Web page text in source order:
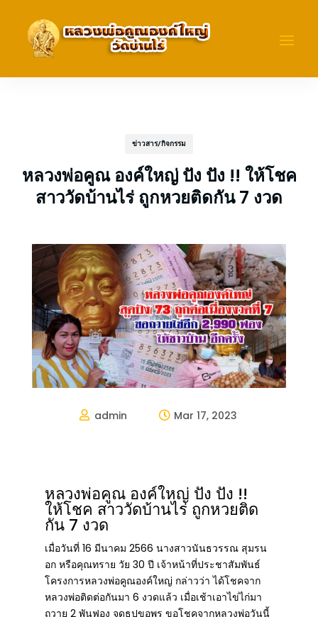
ข่าวสาร/กิจกรรม
หลวงพ่อคูณ องค์ใหญ่ ปัง ปัง !! ให้โชค
สาววัดบ้านไร่ ถูกหวยติดกัน 7 งวด
 admin  Mar 17, 2023
หลวงพ่อคูณ องค์ใหญ่ ปัง ปัง !!
ให้โชค สาววัดบ้านไร่ ถูกหวยติด
กัน 7 งวด
เมื่อวันที่ 16 มีนาคม 2566 นางสาวนันธวรรณ สุมรน
อก หรือคุณทราย วัย 30 ปี เจ้าหน้าที่ประชาสัมพันธ์
โครงการหลวงพ่อคูณองค์ใหญ่ กล่าวว่า ได้โชคจาก
หลวงพ่อติดต่อกันมา 6 งวดแล้ว เมื่อเช้าเอาไข่ไก่มา
ถวาย 2 พันฟอง จุดธูปขอพร ขอโชคจากหลวงพ่อวันนี้